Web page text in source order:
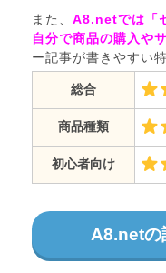
また、 A8.netでは「
自分で商品の購入や
ー記事が書きやすい
総合
商品種類
初心者向け
A8.netの